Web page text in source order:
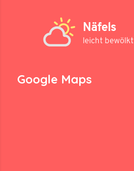
Näfels
leicht bewölkt
Google Maps